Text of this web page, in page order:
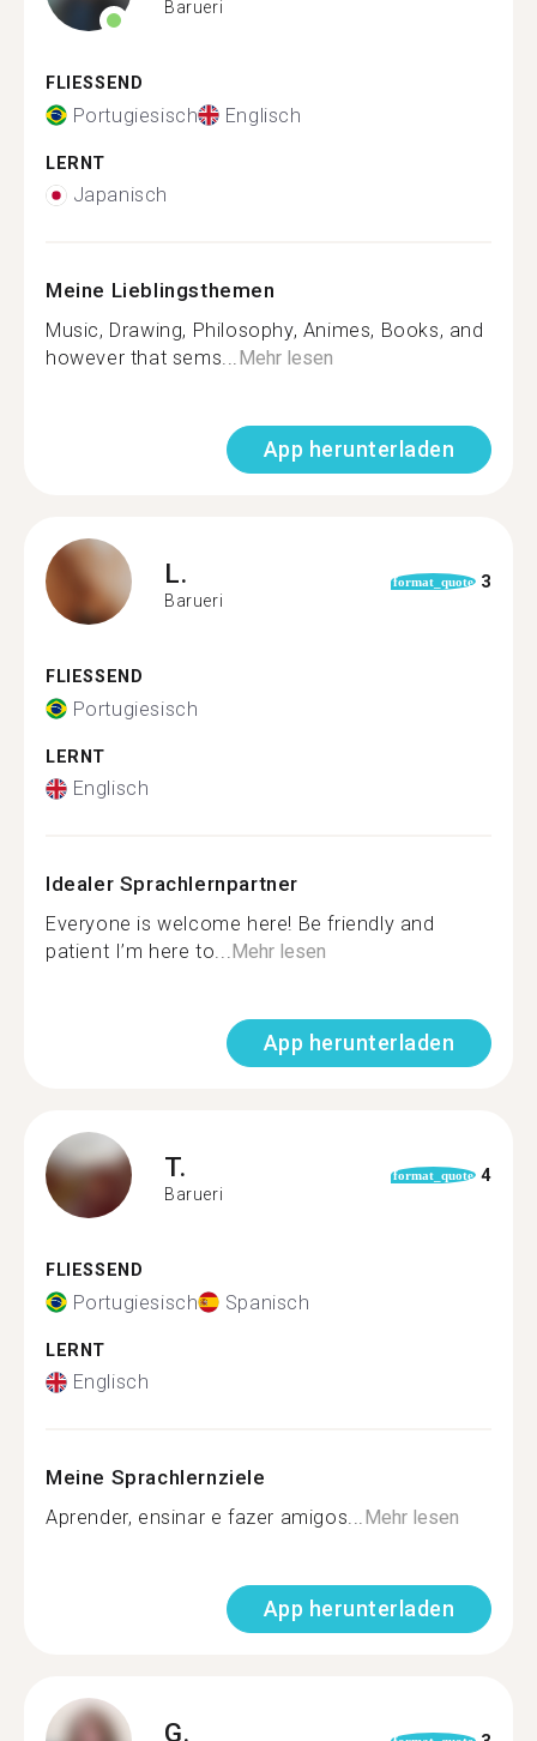
Barueri
FLIESSEND
Portugiesisch Englisch
LERNT
Japanisch
Meine Lieblingsthemen
Music, Drawing, Philosophy, Animes, Books, and
however that sems...Mehr lesen
App herunterladen
L.
Barueri
format_quote 3
FLIESSEND
Portugiesisch
LERNT
Englisch
Idealer Sprachlernpartner
Everyone is welcome here! Be friendly and
patient I’m here to...Mehr lesen
App herunterladen
T.
Barueri
format_quote 4
FLIESSEND
Portugiesisch Spanisch
LERNT
Englisch
Meine Sprachlernziele
Aprender, ensinar e fazer amigos...Mehr lesen
App herunterladen
G.